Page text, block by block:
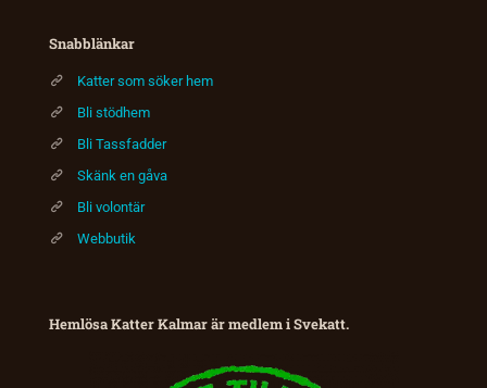
Snabblänkar
Katter som söker hem
Bli stödhem
Bli Tassfadder
Skänk en gåva
Bli volontär
Webbutik
Hemlösa Katter Kalmar är medlem i Svekatt.